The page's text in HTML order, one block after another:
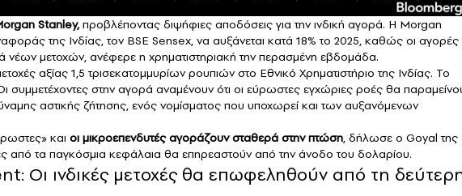
Stanley,προβλέποντας διψήφιες αποδόσεις για την ινδική αγορά. Η Morgan
της Ινδίας, τον BSE Sensex, να αυξάνεται κατά 18% το 2025, καθώς οι αγορές
νέων μετοχών, ανέφερε η χρηματιστηριακή την περασμένη εβδομάδα.
αξίας 1,5 τρισεκατομμυρίων ρουπιών στο Εθνικό Χρηματιστήριο της Ινδίας. Το
συμμετέχοντες στην αγορά αναμένουν ότι οι εύρωστες εγχώριες ροές θα
αστικής ζήτησης, ενός νομίσματος που υποχωρεί και των αυξανόμενων
και οι μικροεπενδυτές αγοράζουν σταθερά στην πτώση, δήλωσε ο Goyal της
από τα παγκόσμια κεφάλαια θα επηρεαστούν από την άνοδο του δολαρίου.
Οι ινδικές μετοχές θα επωφεληθούν από τη